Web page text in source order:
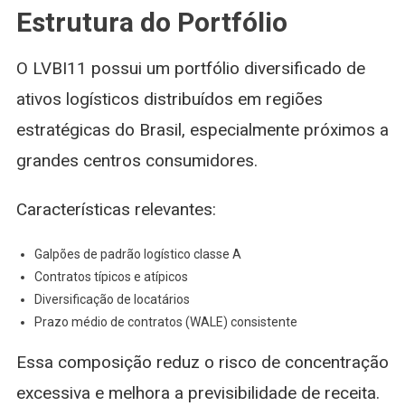
Estrutura do Portfólio
O LVBI11 possui um portfólio diversificado de
ativos logísticos distribuídos em regiões
estratégicas do Brasil, especialmente próximos a
grandes centros consumidores.
Características relevantes:
Galpões de padrão logístico classe A
Contratos típicos e atípicos
Diversificação de locatários
Prazo médio de contratos (WALE) consistente
Essa composição reduz o risco de concentração
excessiva e melhora a previsibilidade de receita.